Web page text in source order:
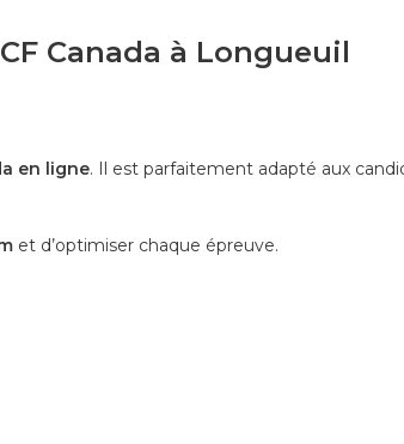
Canada à Longueuil
en ligne. Il est parfaitement adapté aux
et d’optimiser chaque épreuve.